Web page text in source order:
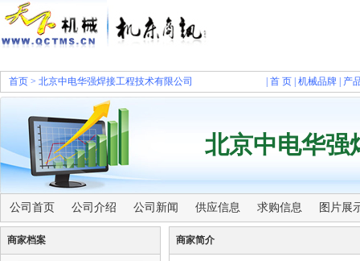
首页 > 北京中电华强焊接工程技术有限公司 首 页 机械品牌 产
北京中电华强
公司首页 公司介绍 公司新闻 供应信息 求购信息 图片展
商家档案 商家简介